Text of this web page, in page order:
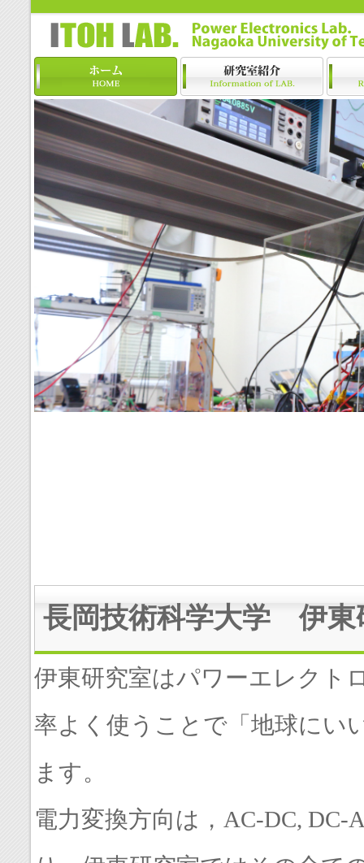
長岡技術科学大学 伊東
伊東研究室はパワーエレクト
率よく使うことで「地球にい
ます。
電力変換方向は，AC-DC, DC-